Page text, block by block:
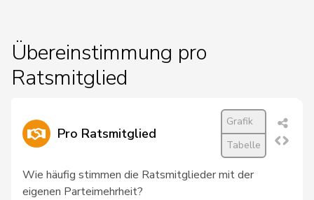
Übereinstimmung pro
Ratsmitglied
Pro Ratsmitglied
Grafik
Tabelle
Wie häufig stimmen die Ratsmitglieder mit der
eigenen Parteimehrheit?